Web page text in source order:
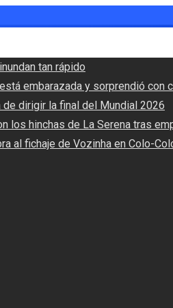
tan rápido
embarazada y sorprendió
dirigir la final del Mundial 2026
los hinchas de La Serena tras
al fichaje de Vozinha en Colo-